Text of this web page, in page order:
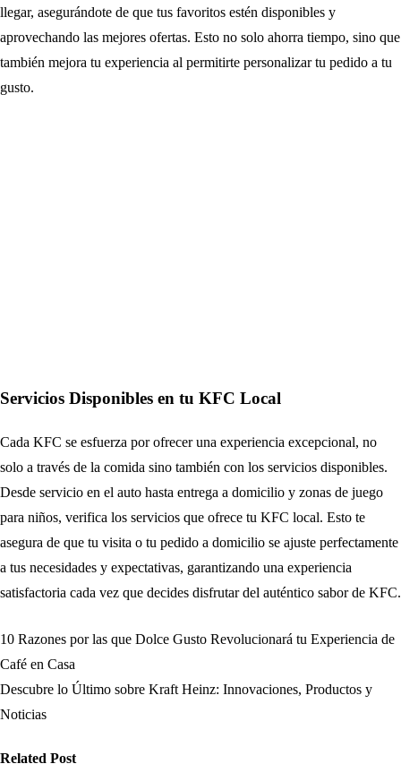
llegar, asegurándote de que tus favoritos estén disponibles y
aprovechando las mejores ofertas. Esto no solo ahorra tiempo, sino que
también mejora tu experiencia al permitirte personalizar tu pedido a tu
gusto.
Servicios Disponibles en tu KFC Local
Cada KFC se esfuerza por ofrecer una experiencia excepcional, no
solo a través de la comida sino también con los servicios disponibles.
Desde servicio en el auto hasta entrega a domicilio y zonas de juego
para niños, verifica los servicios que ofrece tu KFC local. Esto te
asegura de que tu visita o tu pedido a domicilio se ajuste perfectamente
a tus necesidades y expectativas, garantizando una experiencia
satisfactoria cada vez que decides disfrutar del auténtico sabor de KFC.
Navegación
de
entradas
10 Razones por las que Dolce Gusto Revolucionará tu Experiencia de
Café en Casa
Descubre lo Último sobre Kraft Heinz: Innovaciones, Productos y
Noticias
Related Post